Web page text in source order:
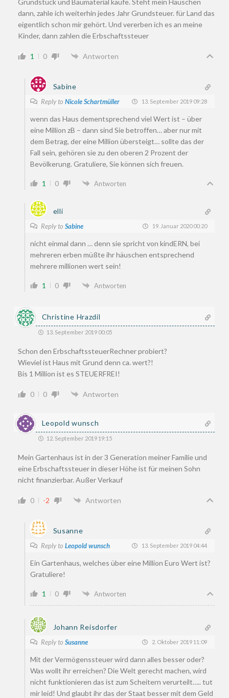
dann, zahle ich weiterhin jedes Jahr Grundsteuer. für Land das
eigentlich schon mir gehört. Und vererben ich es an meine
Kinder, dann zahlen die Erbschaftssteuer
1 0 Antworten
Sabine
Reply to Nicole Schartmüller 13. September 2019 09:28
wenn das Haus dementsprechend viel Wert ist – über
eine Million zB – dann sind Sie betroffen… aber nur mit
dem Betrag, der eine Million übersteigt… sollte das der
Fall sein, gehören sie zu den oberen 2 Prozent der
Bevölkerung. Gratuliere, Sie können sich freuen.
1 0 Antworten
elli
Reply to Sabine 19. Januar 2020 00:20
nicht einmal dann … denn sie spricht von kindERN, bei
mehreren erben müßte ihr häuschen entsprechend
mehrere millionen wert sein!
1 0 Antworten
Christine Hrazdil
13. September 2019 00:05
Schon den ErbschaftssteuerRechner probiert?
Wieviel ist Haus mit Grund denn ca. wert?!
Bis 1 Million ist es STEUERFREI!
0 0 Antworten
Leopold wunsch
12. September 2019 19:15
Mein Gartenhaus ist in der 3 Generation meiner Familie und
eine Erbschaftssteuer in dieser Höhe ist für meinen Sohn
nicht finanzierbar. Außer Verkauf
0 -2 Antworten
Susanne
Reply to Leopold wunsch 13. September 2019 04:44
Ein Gartenhaus, welches über eine Million Euro Wert ist?
Gratuliere!
1 0 Antworten
Johann Reisdorfer
Reply to Susanne 2. Oktober 2019 11:09
Mit der Vermögenssteuer wird dann alles besser oder?
Was wollt ihr erreichen? Die Welt gerecht machen, wird
nicht funktionieren das ist zum Scheitern verurteilt….. tut
mir leid! Und glaubt ihr das der Staat besser mit dem Geld